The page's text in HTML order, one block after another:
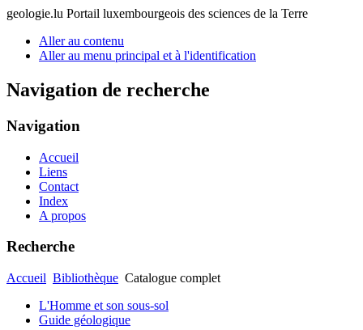
geologie.lu Portail luxembourgeois des sciences de la Terre
Aller au contenu
Aller au menu principal et à l'identification
Navigation de recherche
Navigation
Accueil
Liens
Contact
Index
A propos
Recherche
Accueil Bibliothèque Catalogue complet
L'Homme et son sous-sol
Guide géologique